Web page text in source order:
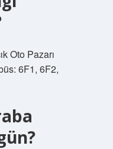
Oto Pazarı
6F1, 6F2,